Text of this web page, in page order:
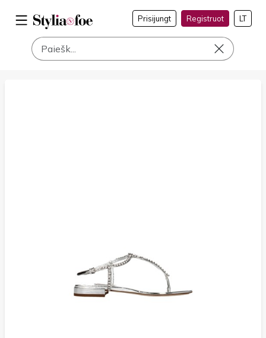
Prisijungt Registruot LT